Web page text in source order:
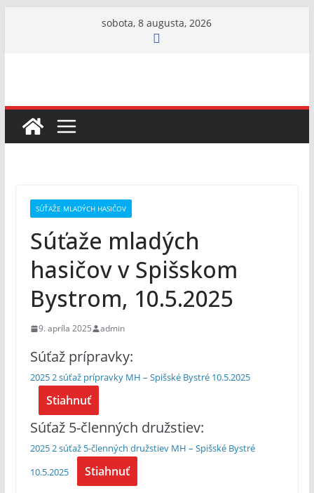
sobota, 8 augusta, 2026
SÚŤAŽE MLADÝCH HASIČOV
Súťaže mladých
hasičov v Spišskom
Bystrom, 10.5.2025
9. apríla 2025 admin
Súťaž prípravky:
2025 2 súťaž prípravky MH – Spišské Bystré 10.5.2025
Stiahnuť
Súťaž 5-členných družstiev:
2025 2 súťaž 5-členných družstiev MH – Spišské Bystré
10.5.2025
Stiahnuť